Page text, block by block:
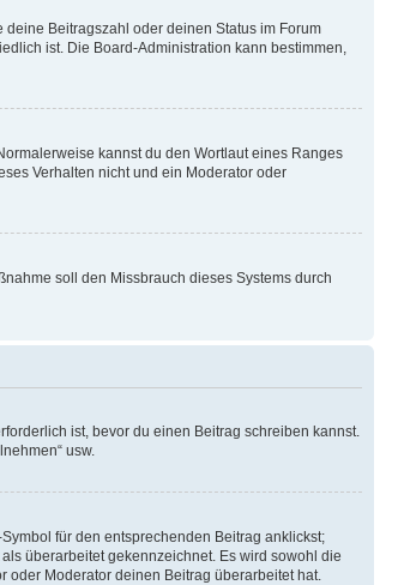
Beitragszahl oder deinen Status im Forum
ist. Die Board-Administration kann bestimmen,
kannst du den Wortlaut eines Ranges
Verhalten nicht und ein Moderator oder
soll den Missbrauch dieses Systems durch
ist, bevor du einen Beitrag schreiben kannst.
usw.
für den entsprechenden Beitrag anklickst;
überarbeitet gekennzeichnet. Es wird sowohl die
oder Moderator deinen Beitrag überarbeitet hat.